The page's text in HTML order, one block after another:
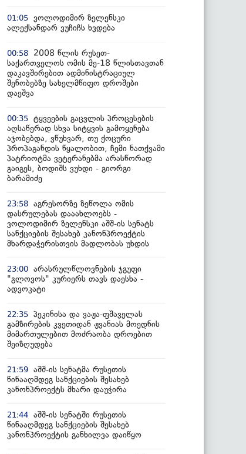
01:05 ვოლოდიმირ ზელენსკი
ალექსანდარ ვუჩიჩს ხვდება
00:58
2008 წლის რუსეთ-
საქართველოს ომის მე-18 წლისთავთან
დაკავშირებით ადმინისტრაციულ
შენობებზე სახელმწიფო დროშები
დაეშვა
00:35 ტყვეების გაცვლის პროცესების
აღსაწერად სხვა სიტყვის გამოყენება
აჯობებდა, ვწუხვარ, თუ ქოცური
პროპაგანდის წყალობით, ჩემი ნათქვამი
პატრიოტმა ვეტერანებმა არასწორად
გაიგეს, ბოდიშს ვუხდი - გიორგი
ბარამიძე
23:58 აგრესორზე ზეწოლა ომის
დასრულებას დააახლოებს -
ვოლოდიმირ ზელენსკი აშშ-ის სენატს
სანქციების შესახებ კანონპროექტის
მხარდაჭერისთვის მადლობას უხდის
23:00 არასრულწლოვნების ჯგუფი
"გლოვოს" კურიერს თავს დაესხა -
ადვოკატი
22:35 პეკინისა და ვაჟა-ფშაველას
გამზირების კვეთიდან ჟვანიას მოედნის
მიმართულებით მოძრაობა დროებით
შეიზღუდება
21:59 აშშ-ის სენატმა რუსეთის
წინააღმდეგ სანქციების შესახებ
კანონპროექტს მხარი დაუჭირა
21:44 აშშ-ის სენატში რუსეთის
წინააღმდეგ სანქციების შესახებ
კანონპროექტის განხილვა დაიწყო